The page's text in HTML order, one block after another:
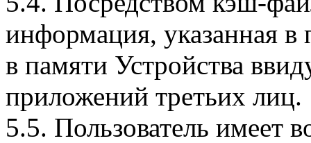
информация, указанная в
в памяти Устройства
приложений третьих лиц.
5.5. Пользователь имеет